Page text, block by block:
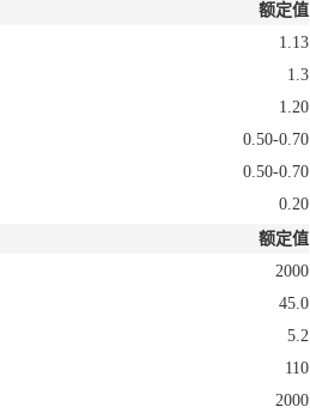
额定值
1.13
1.3
1.20
0.50-0.70
0.50-0.70
0.20
额定值
2000
45.0
5.2
110
2000